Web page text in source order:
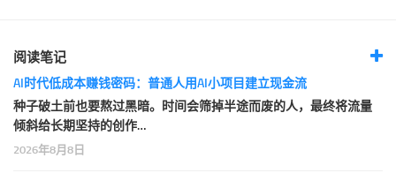
阅读笔记
AI时代低成本赚钱密码：普通人用AI小项目建立现金流
种子破土前也要熬过黑暗。时间会筛掉半途而废的人，最终将流量
倾斜给长期坚持的创作…
2026年8月8日